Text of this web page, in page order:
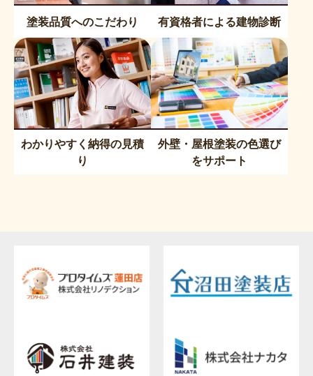
塗装品質へのこだわり 有資格者による建物診断
わかりやすく納得の見積
り
外壁・屋根塗装の色選び
をサポート